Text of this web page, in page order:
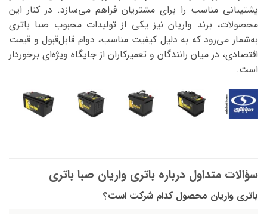
پشتیبانی مناسب را برای مشتریان فراهم می‌سازد. در کنار این
محصولات، برند واریان نیز یکی از تولیدات محبوب صبا باتری
به‌شمار می‌رود که به دلیل کیفیت مناسب، دوام قابل‌قبول و قیمت
اقتصادی، در میان رانندگان و تعمیرکاران از جایگاه ویژه‌ای برخوردار
است.
سؤالات متداول درباره باتری واریان صبا باتری
باتری واریان محصول کدام شرکت است؟